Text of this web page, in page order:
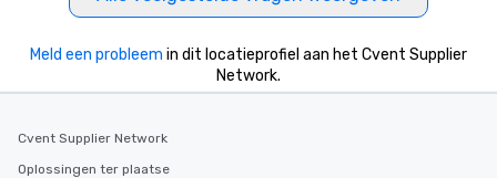
Meld een probleem in dit locatieprofiel aan het Cvent Supplier
Network.
Cvent Supplier Network
Oplossingen ter plaatse